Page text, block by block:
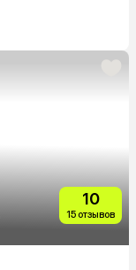
10
15 отзывов